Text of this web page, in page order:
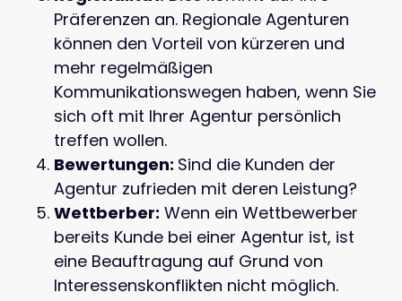
Präferenzen an. Regionale Agenturen
können den Vorteil von kürzeren und
mehr regelmäßigen
Kommunikationswegen haben, wenn Sie
sich oft mit Ihrer Agentur persönlich
treffen wollen.
Bewertungen: Sind die Kunden der
Agentur zufrieden mit deren Leistung?
Wettberber: Wenn ein Wettbewerber
bereits Kunde bei einer Agentur ist, ist
eine Beauftragung auf Grund von
Interessenskonflikten nicht möglich.